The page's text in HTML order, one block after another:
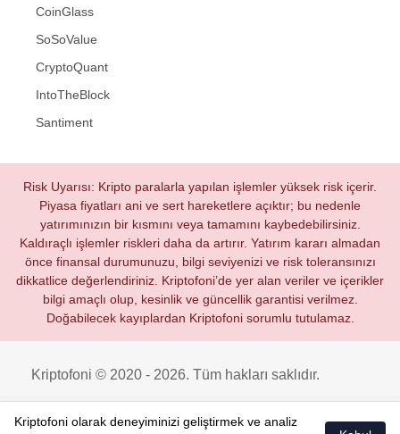
CoinGlass
SoSoValue
CryptoQuant
IntoTheBlock
Santiment
Risk Uyarısı: Kripto paralarla yapılan işlemler yüksek risk içerir.
Piyasa fiyatları ani ve sert hareketlere açıktır; bu nedenle
yatırımınızın bir kısmını veya tamamını kaybedebilirsiniz.
Kaldıraçlı işlemler riskleri daha da artırır. Yatırım kararı almadan
önce finansal durumunuzu, bilgi seviyenizi ve risk toleransınızı
dikkatlice değerlendiriniz. Kriptofoni’de yer alan veriler ve içerikler
bilgi amaçlı olup, kesinlik ve güncellik garantisi verilmez.
Doğabilecek kayıplardan Kriptofoni sorumlu tutulamaz.
Kriptofoni © 2020 - 2026. Tüm hakları saklıdır.
Kriptofoni olarak deneyiminizi geliştirmek ve analiz